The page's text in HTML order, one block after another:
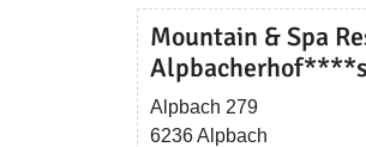
Mountain & Spa
Alpbacherhof****s
Alpbach 279
6236 Alpbach